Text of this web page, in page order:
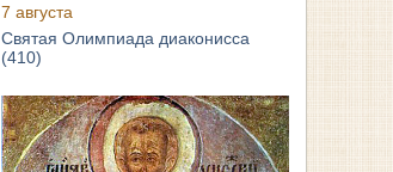
7 августа
Святая Олимпиада диаконисса
(410)